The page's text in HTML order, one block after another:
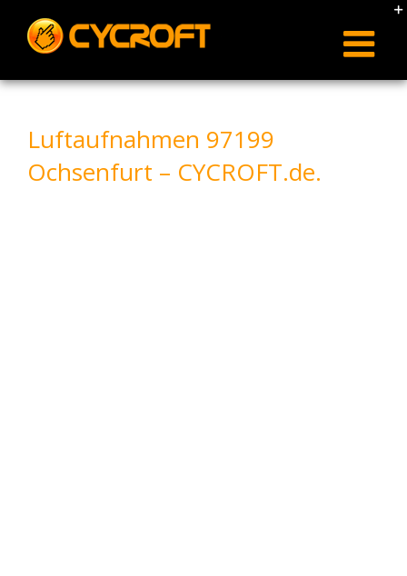
content
Luftaufnahmen 97199
Ochsenfurt – CYCROFT.de.